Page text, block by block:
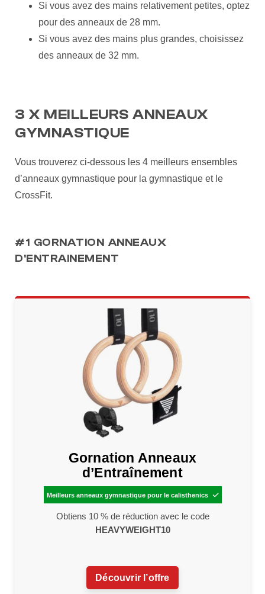
Si vous avez des mains relativement petites, optez
pour des anneaux de 28 mm.
Si vous avez des mains plus grandes, choisissez
des anneaux de 32 mm.
3 X MEILLEURS ANNEAUX
GYMNASTIQUE
Vous trouverez ci-dessous les 4 meilleurs ensembles
d’anneaux gymnastique pour la gymnastique et le
CrossFit.
#1 GORNATION ANNEAUX
D'ENTRAINEMENT
Gornation Anneaux
d’Entraînement
Meilleurs anneaux gymnastique pour le calisthenics 
Obtiens 10 % de réduction avec le code
HEAVYWEIGHT10
Découvrir l’offre